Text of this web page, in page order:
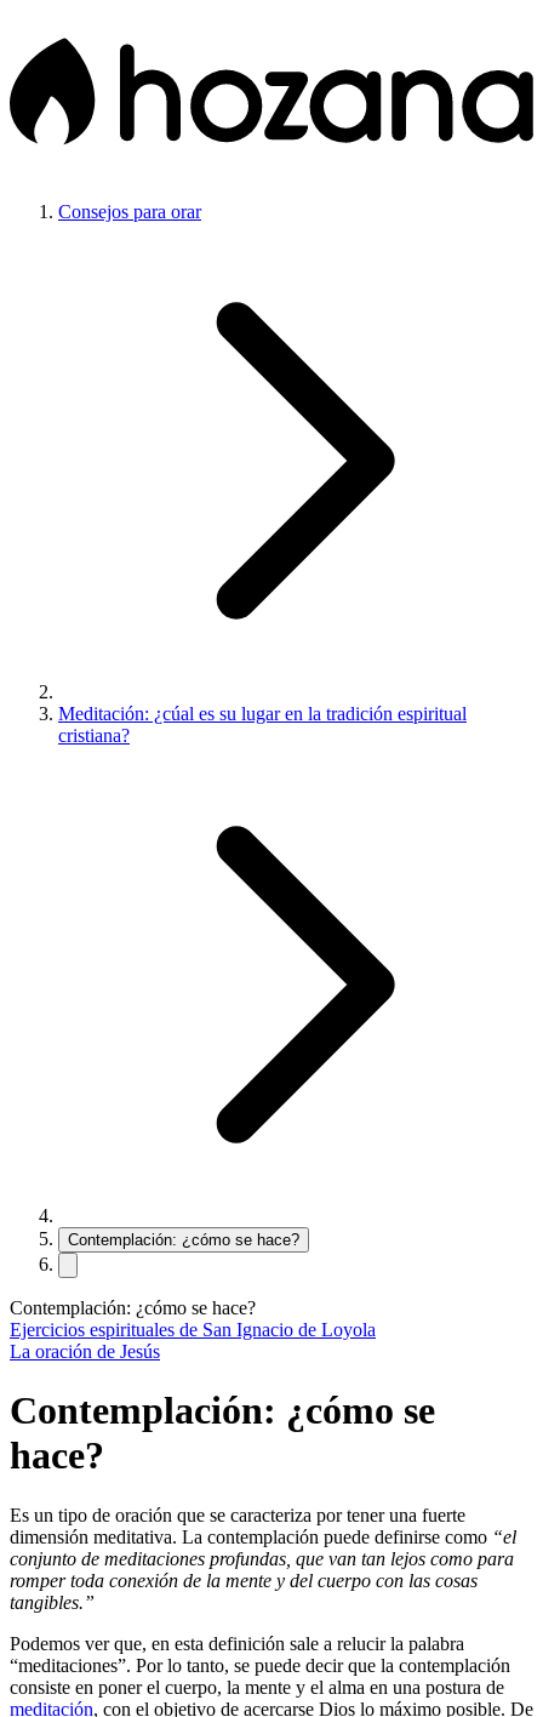
Consejos para orar
Meditación: ¿cúal es su lugar en la tradición espiritual
cristiana?
Contemplación: ¿cómo se hace?
Contemplación: ¿cómo se hace?
Ejercicios espirituales de San Ignacio de Loyola
La oración de Jesús
Contemplación: ¿cómo se
hace?
Es un tipo de oración que se caracteriza por tener una fuerte
dimensión meditativa. La contemplación puede definirse como “el
conjunto de meditaciones profundas, que van tan lejos como para
romper toda conexión de la mente y del cuerpo con las cosas
tangibles.”
Podemos ver que, en esta definición sale a relucir la palabra
“meditaciones”. Por lo tanto, se puede decir que la contemplación
consiste en poner el cuerpo, la mente y el alma en una postura de
meditación, con el objetivo de acercarse Dios lo máximo posible. De